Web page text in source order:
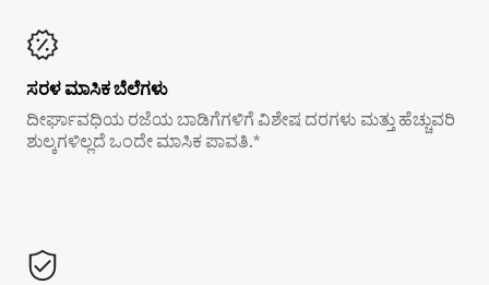
ಸರಳ ಮಾಸಿಕ ಬೆಲೆಗಳು
ದೀರ್ಘಾವಧಿಯ ರಜೆಯ ಬಾಡಿಗೆಗಳಿಗೆ ವಿಶೇಷ ದರಗಳು ಮತ್ತು ಹೆಚ್ಚುವರಿ
ಶುಲ್ಕಗಳಿಲ್ಲದೆ ಒಂದೇ ಮಾಸಿಕ ಪಾವತಿ.*